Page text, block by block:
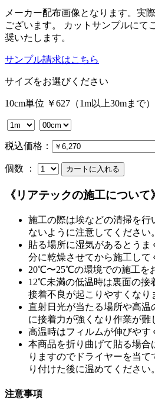
メーカー配布画像となります。実
ございます。 カットサンプルにて
奨いたします。
サンプル請求はこちら
サイズをお選びください
10cm単位 ￥627（1m以上30mまで）
税込価格：
個数 ：
《リアテックの施工について》
施工の際は埃などの清掃を行
ないように注意してください。
貼る場所に湿気があるとう
分に乾燥させてから施工して
20℃〜25℃の環境での施工を
12℃未満の低温時は裏面の接
接着不良が起こりやすくなり
直射日光が当たる場所や高温
に接着力が強くなり作業が難
高温時はフィルムが伸びやす
本商品を折り曲げて貼る場合
りますのでドライヤーを当
り付けた後に温めてください。
注意事項